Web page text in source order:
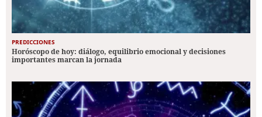
PREDICCIONES
Horóscopo de hoy: diálogo, equilibrio emocional y decisiones
importantes marcan la jornada